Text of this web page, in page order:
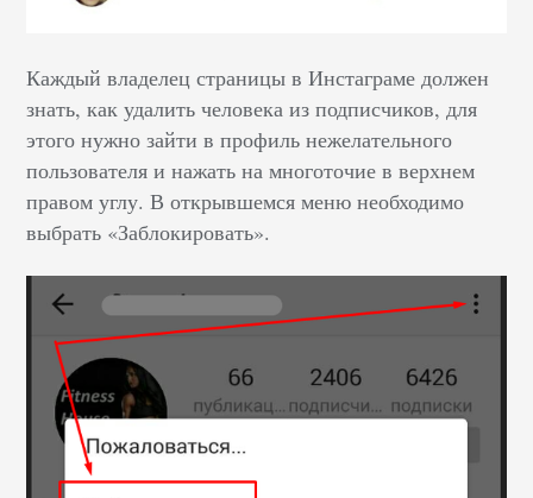
Каждый владелец страницы в Инстаграме должен
знать, как удалить человека из подписчиков, для
этого нужно зайти в профиль нежелательного
пользователя и нажать на многоточие в верхнем
правом углу. В открывшемся меню необходимо
выбрать «Заблокировать».